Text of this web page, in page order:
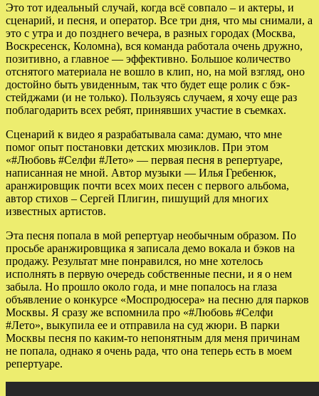
Это тот идеальный случай, когда всё совпало – и актеры, и
сценарий, и песня, и оператор. Все три дня, что мы снимали, а
это с утра и до позднего вечера, в разных городах (Москва,
Воскресенск, Коломна), вся команда работала очень дружно,
позитивно, а главное — эффективно. Большое количество
отснятого материала не вошло в клип, но, на мой взгляд, оно
достойно быть увиденным, так что будет еще ролик с бэк-
стейджами (и не только). Пользуясь случаем, я хочу еще раз
поблагодарить всех ребят, принявших участие в съемках.
Сценарий к видео я разрабатывала сама: думаю, что мне
помог опыт постановки детских мюзиклов. При этом
«#Любовь #Селфи #Лето» — первая песня в репертуаре,
написанная не мной. Автор музыки — Илья Гребенюк,
аранжировщик почти всех моих песен с первого альбома,
автор стихов – Сергей Плигин, пишущий для многих
известных артистов.
Эта песня попала в мой репертуар необычным образом. По
просьбе аранжировщика я записала демо вокала и бэков на
продажу. Результат мне понравился, но мне хотелось
исполнять в первую очередь собственные песни, и я о нем
забыла. Но прошло около года, и мне попалось на глаза
объявление о конкурсе «Моспродюсера» на песню для парков
Москвы. Я сразу же вспомнила про «#Любовь #Селфи
#Лето», выкупила ее и отправила на суд жюри. В парки
Москвы песня по каким-то непонятным для меня причинам
не попала, однако я очень рада, что она теперь есть в моем
репертуаре.